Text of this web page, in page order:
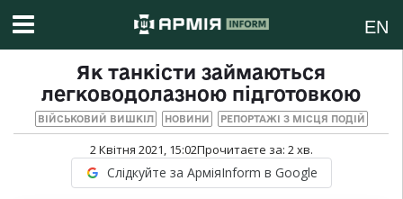
EN
Як танкісти займаються
легководолазною підготовкою
ВІЙСЬКОВИЙ ВИШКІЛ НОВИНИ РЕПОРТАЖІ З МІСЦЯ ПОДІЙ
2 Квітня 2021, 15:02Прочитаєте за: 2хв.
Слідкуйте за АрміяInform в Google